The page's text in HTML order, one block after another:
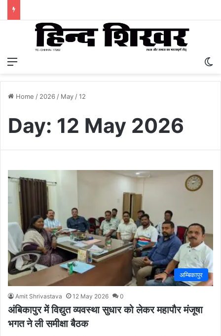
Home / 2026/ May/12
Day: 12 May 2026
अम्बिकापुर
Amit Shrivastava 12 May 2026 0
अंबिकापुर में विद्युत व्यवस्था सुधार को लेकर महापौर मंजूषा
भगत ने ली समीक्षा बैठक